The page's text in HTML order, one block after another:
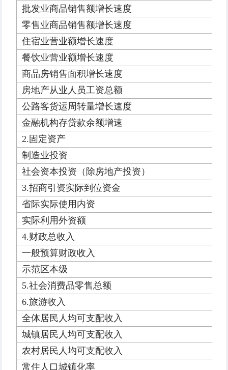
批发业商品销售额增长速度
零售业商品销售额增长速度
住宿业营业额增长速度
餐饮业营业额增长速度
商品房销售面积增长速度
房地产从业人员工资总额
公路客货运周转量增长速度
金融机构存贷款余额增速
2.固定资产
制造业投资
社会资本投资（除房地产投资）
3.招商引资实际到位资金
省际实际使用内资
实际利用外资额
4.财政总收入
一般预算财政收入
示范区本级
5.社会消费品零售总额
6.旅游收入
全体居民人均可支配收入
城镇居民人均可支配收入
农村居民人均可支配收入
常住人口城镇化率